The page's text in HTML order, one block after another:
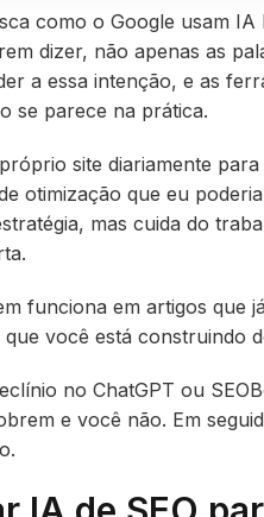
como o Google usam
dizer, não apenas as
a essa intenção, e as
se parece na prática.
site diariamente
otimização que eu
mas cuida do
funciona em artigos que
você está construindo
no ChatGPT ou
e você não. Em